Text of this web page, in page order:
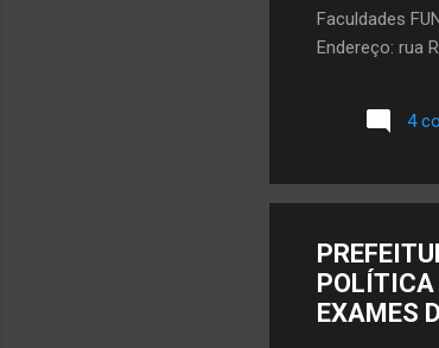
Faculdades
Endereço: rua
4
POLÍTICA
EXAMES